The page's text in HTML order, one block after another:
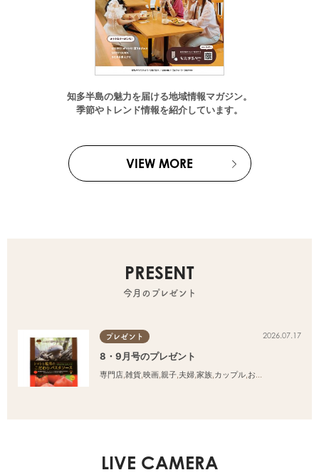
知多半島の魅力を届ける地域情報マガジン。
季節やトレンド情報を紹介しています。
VIEW MORE
PRESENT
今月のプレゼント
プレゼント 2026.07.17
8・9月号のプレゼント
専門店,雑貨,映画,親子,夫婦,家族,カップル,おひとりさま
LIVE CAMERA